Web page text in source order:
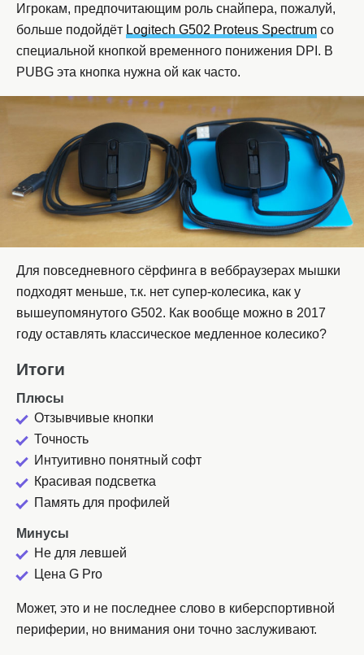
Игрокам, предпочитающим роль снайпера, пожалуй,
больше подойдёт Logitech G502 Proteus Spectrum со
специальной кнопкой временного понижения DPI. В
PUBG эта кнопка нужна ой как часто.
Для повседневного сёрфинга в веббраузерах мышки
подходят меньше, т.к. нет супер-колесика, как у
вышеупомянутого G502. Как вообще можно в 2017
году оставлять классическое медленное колесико?
Итоги
Плюсы
Отзывчивые кнопки
Точность
Интуитивно понятный софт
Красивая подсветка
Память для профилей
Минусы
Не для левшей
Цена G Pro
Может, это и не последнее слово в киберспортивной
периферии, но внимания они точно заслуживают.